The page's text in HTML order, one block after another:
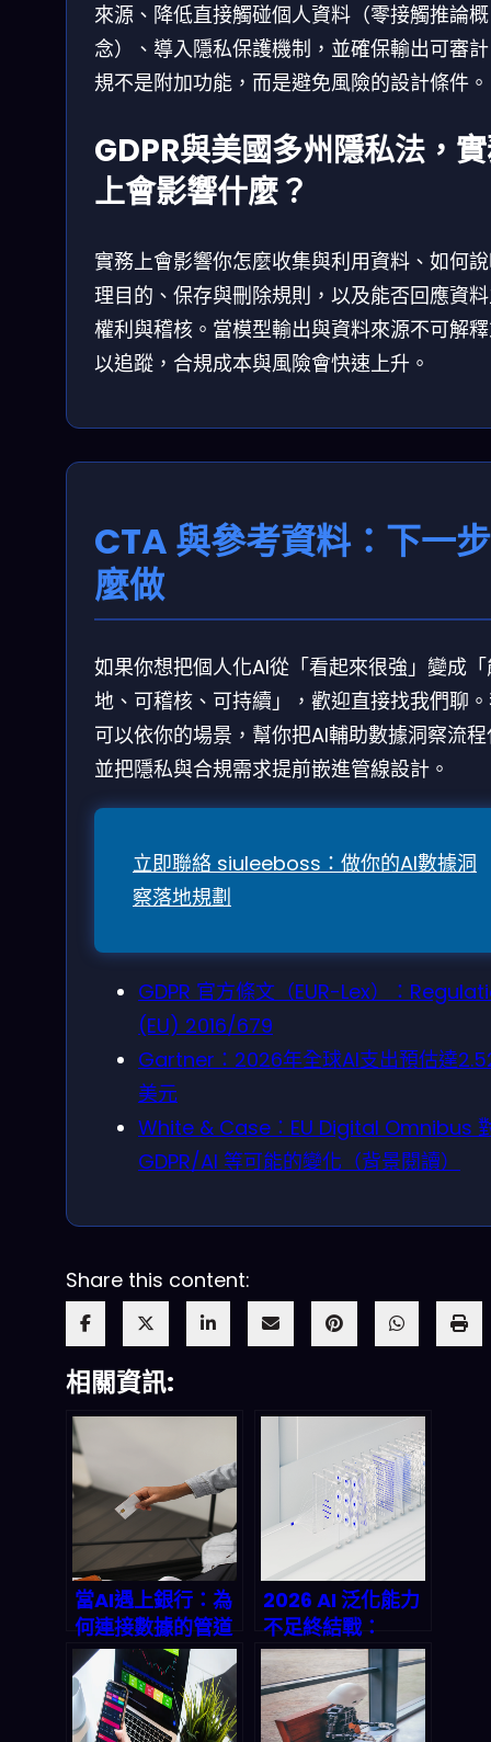
來源、降低直接觸碰個人資料（零接觸推論概
念）、導入隱私保護機制，並確保輸出可審
規不是附加功能，而是避免風險的設計條件。
GDPR與美國多州隱私法，
上會影響什麼？
實務上會影響你怎麼收集與利用資料、如何
理目的、保存與刪除規則，以及能否回應資
權利與稽核。當模型輸出與資料來源不可解
以追蹤，合規成本與風險會快速上升。
CTA 與參考資料：下一
麼做
如果你想把個人化AI從「看起來很強」變成
地、可稽核、可持續」，歡迎直接找我們聊
可以依你的場景，幫你把AI輔助數據洞察流
並把隱私與合規需求提前嵌進管線設計。
立即聯絡 siuleeboss：做你的AI數據洞
察落地規劃
GDPR 官方條文（EUR-Lex）：
(EU) 2016/679
Gartner：2026年全球AI支出預估達
美元
White & Case：EU Digital Omnibus
GDPR/AI 等可能的變化（背景閱讀）
Share this content:
相關資訊:
當AI遇上銀行：為
何連接數據的管道
比模型更關鍵？
2026年金融基礎
設施深度剖析
2026 AI 泛化能力
不足終結戰：
Ensemble of
Distilled
Policies 策略如何